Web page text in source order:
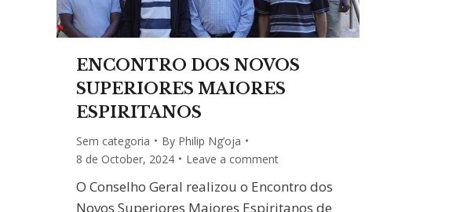
ENCONTRO DOS NOVOS
SUPERIORES MAIORES
ESPIRITANOS
Sem categoria By Philip Ng’oja
8 de October, 2024
Leave a comment
O Conselho Geral realizou o Encontro dos
Novos Superiores Maiores Espiritanos de